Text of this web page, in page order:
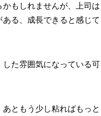
もしれませんが、上司は
る、成長できると感じて
した雰囲気になっている可
ともう少し粘ればもっと